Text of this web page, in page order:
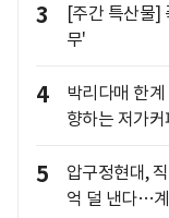
3
[주간 특산물]
무'
4
박리다매 한
향하는 저가커
5
압구정현대,
억 덜 낸다…